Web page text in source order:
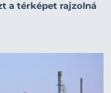
a térképet rajzolná